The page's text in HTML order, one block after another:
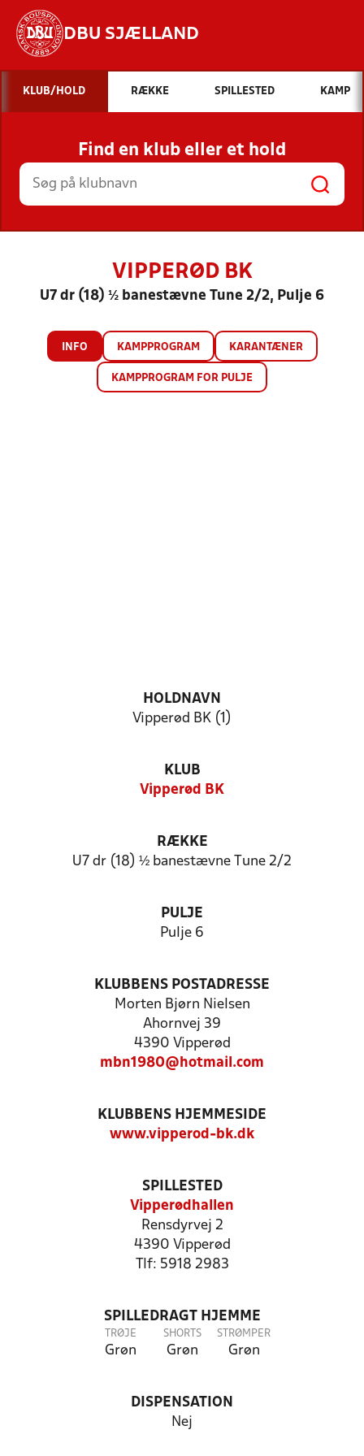
DBU SJÆLLAND
Hvad vil du søge efter?
INDHOLD OG NYHEDER
STILLINGER, RESULTATER, KLUBBER OG
HOLD
KLUB/HOLD RÆKKE SPILLESTED KAMP
Find en klub eller et hold
VIPPERØD BK
U7 dr (18) ½ banestævne Tune 2/2, Pulje 6
INFO KAMPPROGRAM KARANTÆNER
KAMPPROGRAM FOR PULJE
HOLDNAVN
Vipperød BK (1)
KLUB
Vipperød BK
RÆKKE
U7 dr (18) ½ banestævne Tune 2/2
PULJE
Pulje 6
KLUBBENS POSTADRESSE
Morten Bjørn Nielsen
Ahornvej 39
4390 Vipperød
mbn1980@hotmail.com
KLUBBENS HJEMMESIDE
www.vipperod-bk.dk
SPILLESTED
Vipperødhallen
Rensdyrvej 2
4390 Vipperød
Tlf: 5918 2983
SPILLEDRAGT HJEMME
TRØJE
Grøn
SHORTS
Grøn
STRØMPER
Grøn
DISPENSATION
Nej